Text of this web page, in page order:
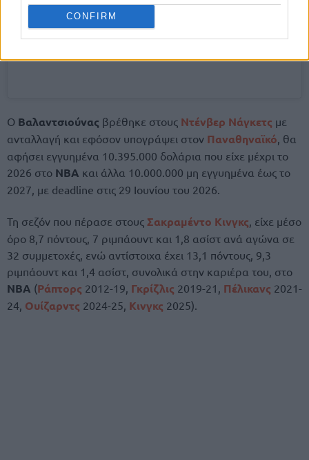
CONFIRM
Ο Βαλαντσιούνας βρέθηκε στους Ντένβερ Νάγκετς με
ανταλλαγή και εφόσον υπογράψει στον Παναθηναϊκό , θα
αφήσει εγγυημένα 10.395.000 δολάρια που είχε μέχρι το
2026 στο ΝΒΑ και άλλα 10.000.000 μη εγγυημένα έως το
2027, με deadline στις 29 Ιουνίου του 2026.
Τη σεζόν που πέρασε στους Σακραμέντο Κινγκς, είχε μέσο
όρο 8,7 πόντους, 7 ριμπάουντ και 1,8 ασίστ ανά αγώνα σε
32 συμμετοχές, ενώ αντίστοιχα έχει 13,1 πόντους, 9,3
ριμπάουντ και 1,4 ασίστ, συνολικά στην καριέρα του, στο
NBA (Ράπτορς 2012-19, Γκρίζλις 2019-21, Πέλικανς 2021-
24, Ουίζαρντς 2024-25, Κινγκς 2025).